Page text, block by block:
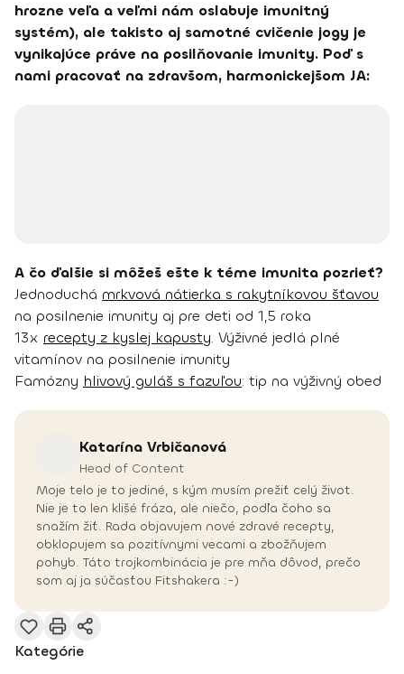
hrozne veľa a veľmi nám oslabuje imunitný
systém), ale takisto aj samotné cvičenie jogy je
vynikajúce práve na posilňovanie imunity. Poď s
nami pracovať na zdravšom, harmonickejšom JA:
A čo ďalšie si môžeš ešte k téme imunita pozrieť?
Jednoduchá mrkvová nátierka s rakytníkovou šťavou
na posilnenie imunity aj pre deti od 1,5 roka
13x recepty z kyslej kapusty. Výživné jedlá plné
vitamínov na posilnenie imunity
Famózny hlivový guláš s fazuľou: tip na výživný obed
Katarína Vrbičanová
Head of Content
Moje telo je to jediné, s kým musím prežiť celý život.
Nie je to len klišé fráza, ale niečo, podľa čoho sa
snažím žiť. Rada objavujem nové zdravé recepty,
obklopujem sa pozitívnymi vecami a zbožňujem
pohyb. Táto trojkombinácia je pre mňa dôvod, prečo
som aj ja súčasťou Fitshakera :-)
Kategórie